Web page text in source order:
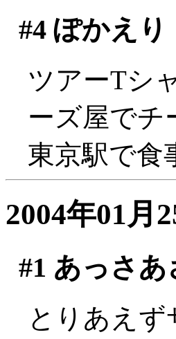
#4ぽかえり
ツアーTシ
ーズ屋でチ
東京駅で
2004年01月
#1 あっさ
とりあえ